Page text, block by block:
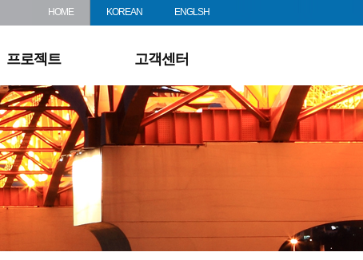
HOME KOREAN ENGLSH
프로젝트 고객센터
다운로드